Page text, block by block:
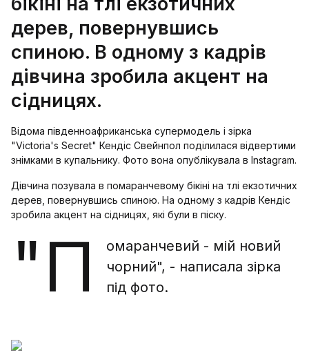
дерев, повернувшись
спиною. В одному з кадрів
дівчина зробила акцент на
сідницях.
Відома південноафриканська супермодель і зірка
"Victoria's Secret" Кендіс Свейнпол поділилася відвертими
знімками в купальнику. Фото вона опублікувала в Instagram.
Дівчина позувала в помаранчевому бікіні на тлі екзотичних
дерев, повернувшись спиною. На одному з кадрів Кендіс
зробила акцент на сідницях, які були в піску.
"П
омаранчевий - мій новий
чорний", - написала зірка
під фото.